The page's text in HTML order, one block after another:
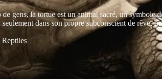
gens, la tortue est un animal sacré, un symbole
dans son propre subconscient de rêve,
Reptiles